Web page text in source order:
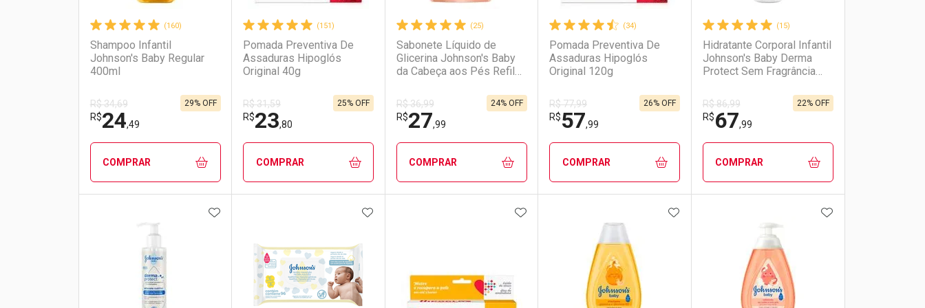
(160)
Shampoo Infantil
Johnson's Baby Regular
400ml
R$ 34,69
R$24,49
29% OFF
COMPRAR
Laboratório
Por Menos
(151)
Pomada Preventiva De
Assaduras Hipoglós
Original 40g
R$ 31,59
R$23,80
25% OFF
COMPRAR
Laboratório
Por Menos
(25)
Sabonete Líquido de
Glicerina Johnson's Baby
da Cabeça aos Pés Refil
R$ 36,99
R$27,99
24% OFF
COMPRAR
(34)
Pomada Preventiva De
Assaduras Hipoglós
Original 120g
R$ 77,99
R$57,99
26% OFF
COMPRAR
Laboratório
Por Menos
(15)
Hidratante Corporal Infantil
Johnson's Baby Derma
Protect Sem Fragrância
R$ 86,99
R$67,99
22% OFF
COMPRAR
Laboratório
Por Menos
ADICIONAR AOS FAVORITOSADICIONAR AOS FAVORITOSADICIONAR AOS FAVORITOSADICIONAR AOS FAVORITOSADICIONAR AOS